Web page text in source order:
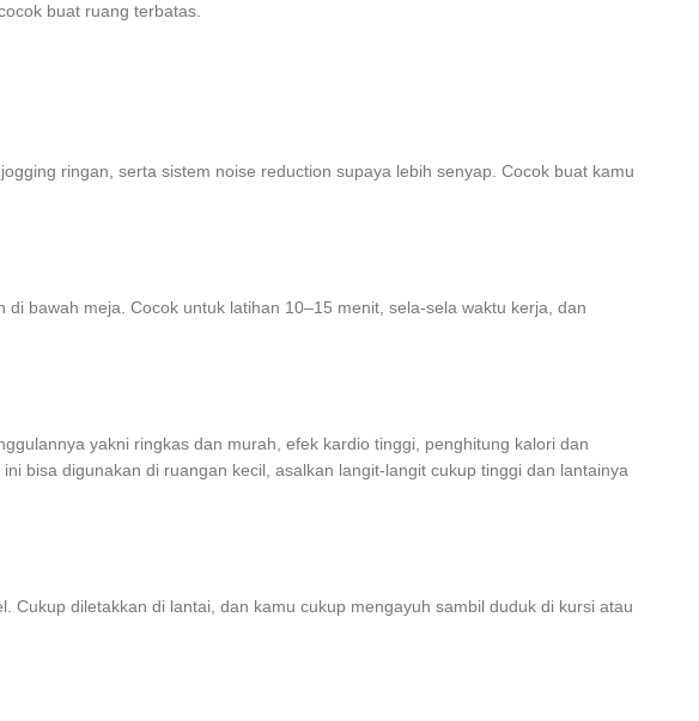
buat ruang terbatas.
ringan, serta sistem noise reduction supaya lebih senyap. Cocok buat kamu
bawah meja. Cocok untuk latihan 10–15 menit, sela-sela waktu kerja, dan
yakni ringkas dan murah, efek kardio tinggi, penghitung kalori dan
bisa digunakan di ruangan kecil, asalkan langit-langit cukup tinggi dan lantainya
diletakkan di lantai, dan kamu cukup mengayuh sambil duduk di kursi atau